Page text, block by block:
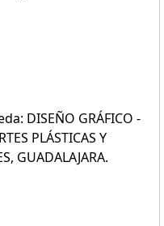
DISEÑO GRÁFICO -
PLÁSTICAS Y
GUADALAJARA.